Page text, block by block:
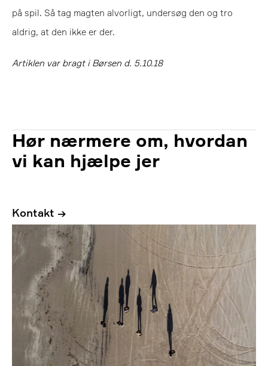
på spil. Så tag magten alvorligt, undersøg den og tro
aldrig, at den ikke er der.
Artiklen var bragt i Børsen d. 5.10.18
Hør nærmere om, hvordan
vi kan hjælpe jer
Kontakt →